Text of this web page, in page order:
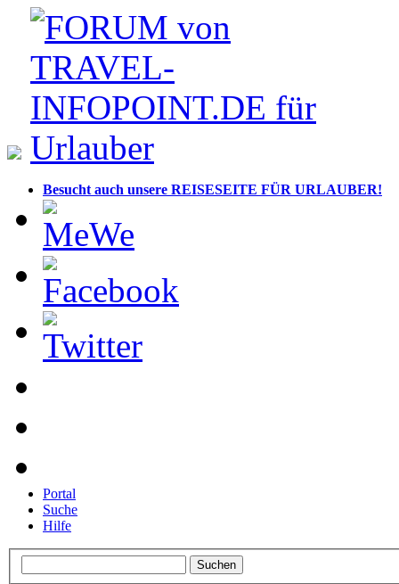
Besucht auch unsere REISESEITE FÜR URLAUBER!
Portal
Suche
Hilfe